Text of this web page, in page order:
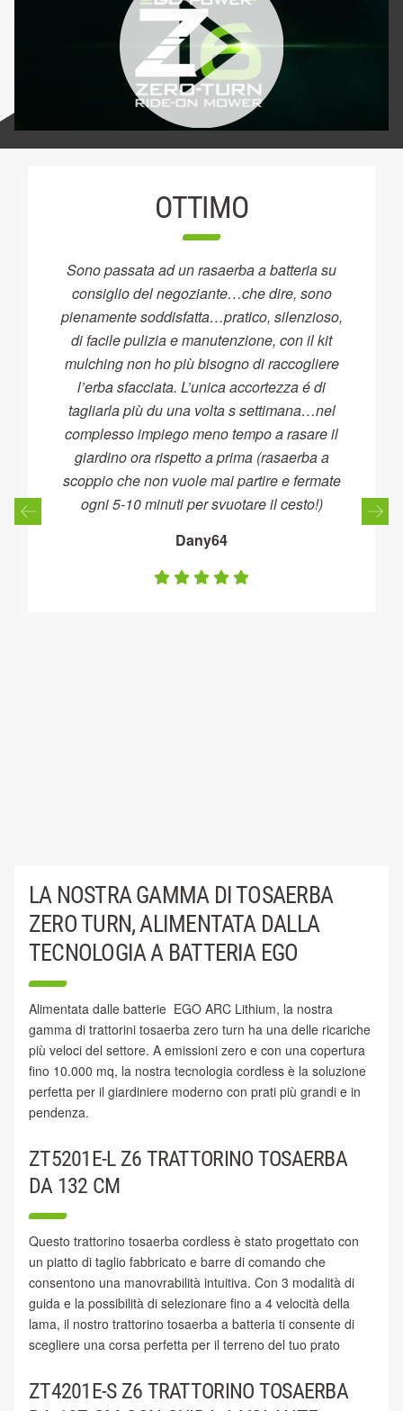
OTTIMO
Sono passata ad un rasaerba a batteria su
consiglio del negoziante…che dire, sono
pienamente soddisfatta…pratico, silenzioso,
di facile pulizia e manutenzione, con il kit
mulching non ho più bisogno di raccogliere
l’erba sfacciata. L’unica accortezza é di
tagliarla più du una volta s settimana…nel
complesso impiego meno tempo a rasare il
giardino ora rispetto a prima (rasaerba a
scoppio che non vuole mai partire e fermate
ogni 5-10 minuti per svuotare il cesto!)
Dany64
LA NOSTRA GAMMA DI TOSAERBA
ZERO TURN, ALIMENTATA DALLA
TECNOLOGIA A BATTERIA EGO
Alimentata dalle batterie EGO ARC Lithium, la nostra
gamma di trattorini tosaerba zero turn ha una delle ricariche
più veloci del settore. A emissioni zero e con una copertura
fino 10.000 mq, la nostra tecnologia cordless è la soluzione
perfetta per il giardiniere moderno con prati più grandi e in
pendenza.
ZT5201E-L Z6 TRATTORINO TOSAERBA
DA 132 CM
Questo trattorino tosaerba cordless è stato progettato con
un piatto di taglio fabbricato e barre di comando che
consentono una manovrabilità intuitiva. Con 3 modalità di
guida e la possibilità di selezionare fino a 4 velocità della
lama, il nostro trattorino tosaerba a batteria ti consente di
scegliere una corsa perfetta per il terreno del tuo prato
ZT4201E-S Z6 TRATTORINO TOSAERBA